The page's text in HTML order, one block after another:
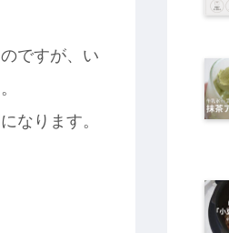
ですが、い
なります。